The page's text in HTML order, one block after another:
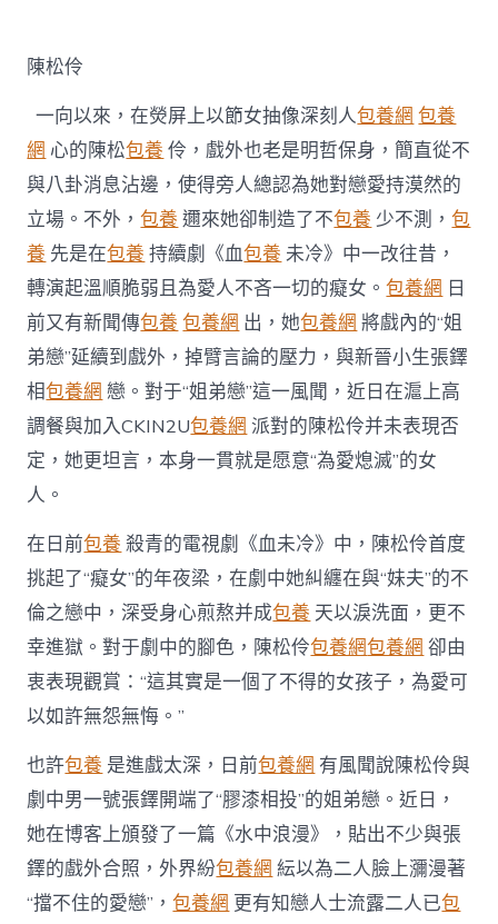
姐
弟
戀
風
聞
戲
內
戲
外
皆
“為
愛
熄
滅”〉
中
陳松伶
一向以來，在熒屏上以節女抽像深刻人包養網 包養
網 心的陳松包養 伶，戲外也老是明哲保身，簡直從不
與八卦消息沾邊，使得旁人總認為她對戀愛持漠然的
立場。不外，包養 邇來她卻制造了不包養 少不測，包
養 先是在包養 持續劇《血包養 未冷》中一改往昔，
轉演起溫順脆弱且為愛人不吝一切的癡女。包養網 日
前又有新聞傳包養 包養網 出，她包養網 將戲內的“姐
弟戀”延續到戲外，掉臂言論的壓力，與新晉小生張鐸
相包養網 戀。對于“姐弟戀”這一風聞，近日在滬上高
調餐與加入CKIN2U包養網 派對的陳松伶并未表現否
定，她更坦言，本身一貫就是愿意“為愛熄滅”的女
人。
在日前包養 殺青的電視劇《血未冷》中，陳松伶首度
挑起了“癡女”的年夜梁，在劇中她糾纏在與“妹夫”的不
倫之戀中，深受身心煎熬并成包養 天以淚洗面，更不
幸進獄。對于劇中的腳色，陳松伶包養網包養網 卻由
衷表現觀賞：“這其實是一個了不得的女孩子，為愛可
以如許無怨無悔。”
也許包養 是進戲太深，日前包養網 有風聞說陳松伶與
劇中男一號張鐸開端了“膠漆相投”的姐弟戀。近日，
她在博客上頒發了一篇《水中浪漫》，貼出不少與張
鐸的戲外合照，外界紛包養網 紜以為二人臉上瀰漫著
“擋不住的愛戀”，包養網 更有知戀人士流露二人已包